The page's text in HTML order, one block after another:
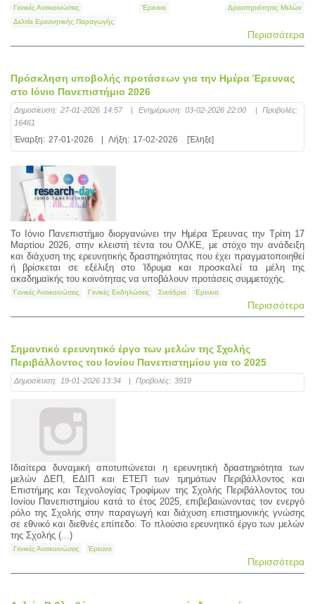
Γενικές Ανακοινώσεις Έρευνα
Δραστηριότητες Μελών
Δελτία Ερευνητικής Παραγωγής
Περισσότερα
Πρόσκληση υποβολής προτάσεων για την Ημέρα Έρευνας
στο Ιόνιο Πανεπιστήμιο 2026
Δημοσίευση: 27-01-2026 14:57 | Ενημέρωση: 03-02-2026 22:00 |
Προβολές:
16461
Έναρξη: 27-01-2026 | Λήξη: 17-02-2026 [Έληξε]
Το Ιόνιο Πανεπιστήμιο διοργανώνει την Ημέρα Έρευνας την Τρίτη 17
Μαρτίου 2026, στην κλειστή τέντα του ΟΛΚΕ, με στόχο την ανάδειξη
και διάχυση της ερευνητικής δραστηριότητας που έχει πραγματοποιηθεί
ή βρίσκεται σε εξέλιξη στο Ίδρυμα και προσκαλεί τα μέλη της
ακαδημαϊκής του κοινότητας να υποβάλουν προτάσεις συμμετοχής.
Γενικές Ανακοινώσεις Γενικές Εκδηλώσεις Συνέδρια Έρευνα
Περισσότερα
Σημαντικό ερευνητικό έργο των μελών της Σχολής
Περιβάλλοντος του Ιονίου Πανεπιστημίου για το 2025
Δημοσίευση: 19-01-2026 13:34 | Προβολές: 3919
Ιδιαίτερα δυναμική αποτυπώνεται η ερευνητική δραστηριότητα των
μελών ΔΕΠ, ΕΔΙΠ και ΕΤΕΠ των τμημάτων Περιβάλλοντος και
Επιστήμης και Τεχνολογίας Τροφίμων της Σχολής Περιβάλλοντος του
Ιονίου Πανεπιστημίου κατά το έτος 2025, επιβεβαιώνοντας τον ενεργό
ρόλο της Σχολής στην παραγωγή και διάχυση επιστημονικής γνώσης
σε εθνικό και διεθνές επίπεδο. Το πλούσιο ερευνητικό έργο των μελών
της Σχολής (...)
Γενικές Ανακοινώσεις Έρευνα
Περισσότερα